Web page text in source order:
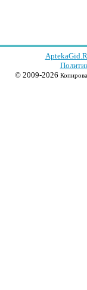
© 2009-2026